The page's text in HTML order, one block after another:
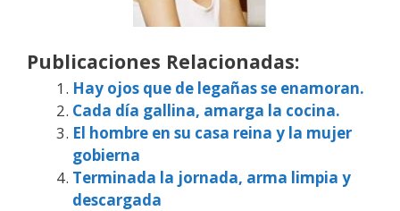
Publicaciones Relacionadas:
Hay ojos que de legañas se enamoran.
Cada día gallina, amarga la cocina.
El hombre en su casa reina y la mujer
gobierna
Terminada la jornada, arma limpia y
descargada